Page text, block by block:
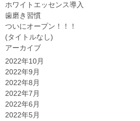
ホワイトエッセンス導入
歯磨き習慣
ついにオープン！！！
(タイトルなし)
アーカイブ
2022年10月
2022年9月
2022年8月
2022年7月
2022年6月
2022年5月